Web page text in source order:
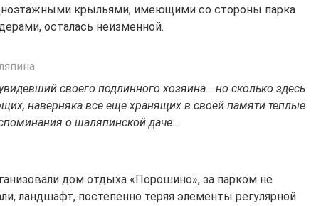
крыльями, имеющими со стороны парка
осталась неизменной.
своего подлинного хозяина… но сколько здесь
наверняка все еще хранящих в своей памяти теплые
о шаляпинской даче…
дом отдыха «Порошино», за парком не
ландшафт, постепенно теряя элементы регулярной